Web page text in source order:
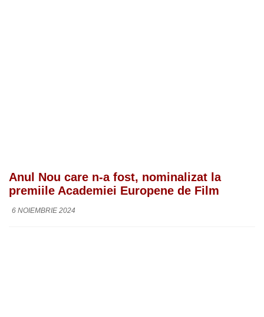
Anul Nou care n-a fost, nominalizat la
premiile Academiei Europene de Film
6 NOIEMBRIE 2024